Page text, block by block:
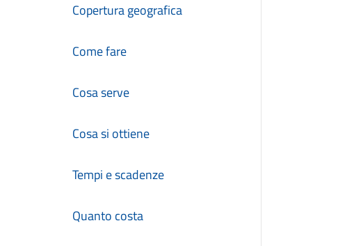
Copertura geografica
Come fare
Cosa serve
Cosa si ottiene
Tempi e scadenze
Quanto costa